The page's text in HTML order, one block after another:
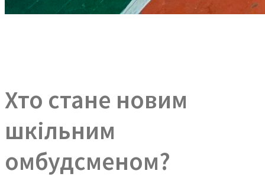
Хто стане новим
шкільним
омбудсменом?